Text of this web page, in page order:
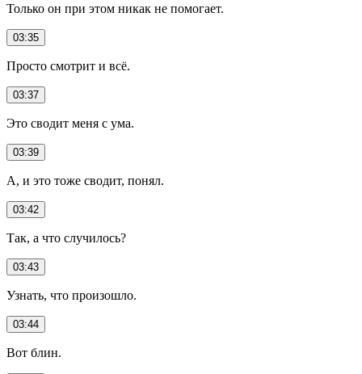
Только он при этом никак не помогает.
03:35
Просто смотрит и всё.
03:37
Это сводит меня с ума.
03:39
А, и это тоже сводит, понял.
03:42
Так, а что случилось?
03:43
Узнать, что произошло.
03:44
Вот блин.